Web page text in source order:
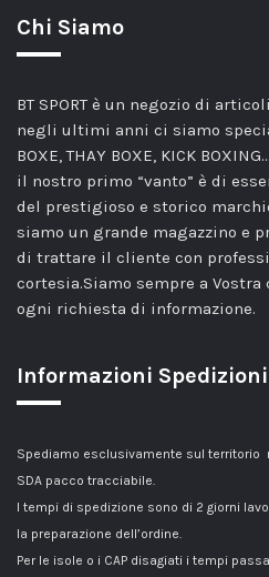
Chi Siamo
BT SPORT è un negozio di
negli ultimi anni ci siamo
BOXE, THAY BOXE, KICK BOXING…
il nostro primo “vanto” è di
del prestigioso e storico
siamo un grande magazzino e
di trattare il cliente con
cortesia.Siamo sempre a
ogni richiesta di informazione.
Informazioni Spedizioni
Spediamo esclusivamente sul territorio
SDA pacco tracciabile.
I tempi di spedizione sono di 2 giorni
la preparazione dell’ordine.
Per le isole o i CAP disagiati i tempi